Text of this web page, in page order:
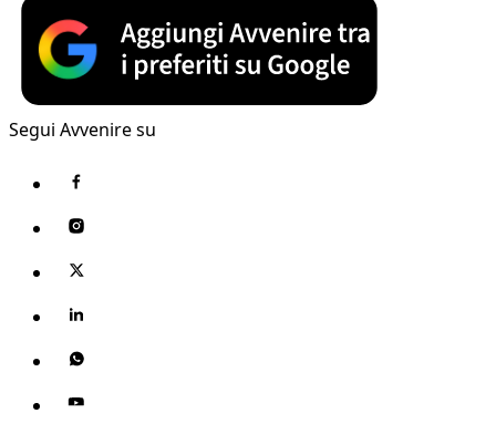
Segui Avvenire su